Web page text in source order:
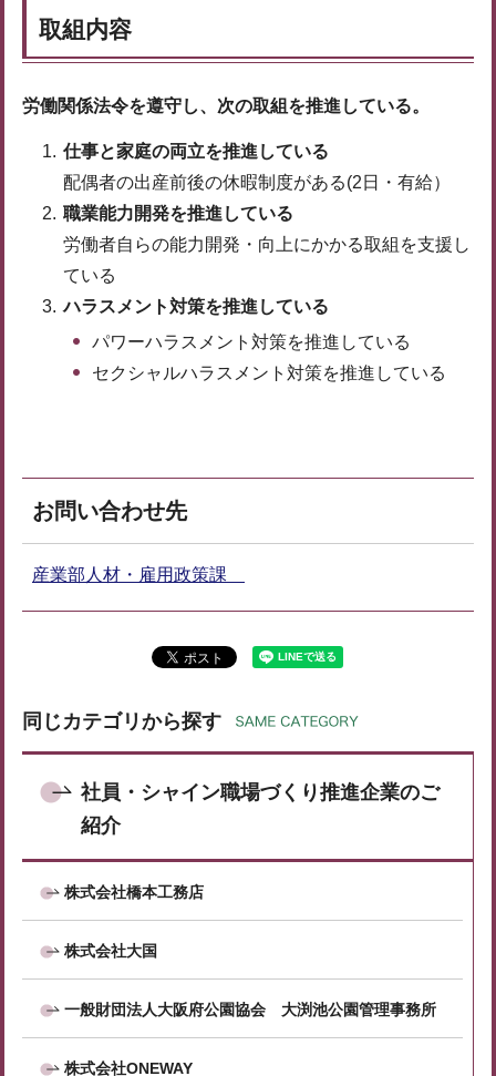
取組内容
労働関係法令を遵守し、次の取組を推進している。
仕事と家庭の両立を推進している
配偶者の出産前後の休暇制度がある(2日・有給）
職業能力開発を推進している
労働者自らの能力開発・向上にかかる取組を支援し
ている
ハラスメント対策を推進している
パワーハラスメント対策を推進している
セクシャルハラスメント対策を推進している
お問い合わせ先
産業部人材・雇用政策課
同じカテゴリから探す
社員・シャイン職場づくり推進企業のご
紹介
株式会社橋本工務店
株式会社大国
一般財団法人大阪府公園協会 大渕池公園管理事務所
株式会社ONEWAY